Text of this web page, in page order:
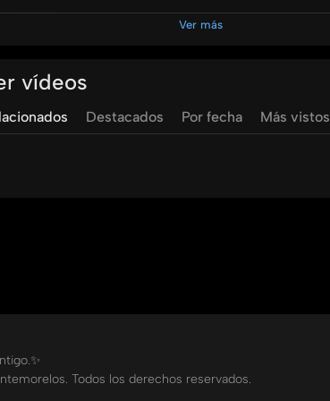
adventista universidad de montemorelos
Ver más
vídeos
Destacados Por fecha Más vistos
Todos los derechos reservados.